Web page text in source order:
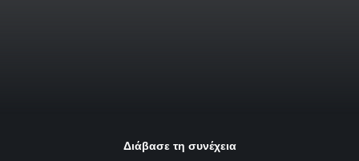
Διάβασε τη συνέχεια